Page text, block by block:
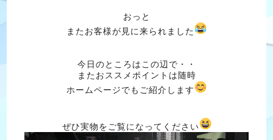
おっと
またお客様が見に来られました
今日のところはこの辺で・・
またおススメポイントは随時
ホームページでもご紹介します
ぜひ実物をご覧になってください